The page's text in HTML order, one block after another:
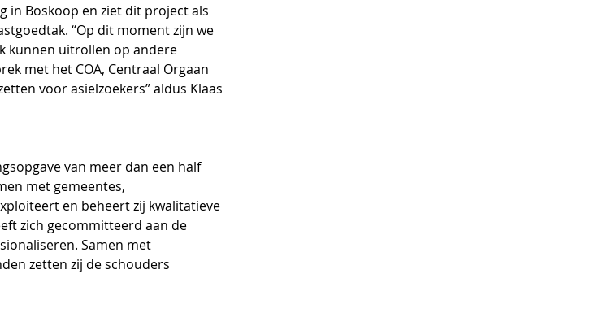
in Boskoop en ziet dit project als
“Op dit moment zijn we
kunnen uitrollen op andere
met het COA, Centraal Orgaan
voor asielzoekers” aldus Klaas
van meer dan een half
met gemeentes,
en beheert zij kwalitatieve
zich gecommitteerd aan de
Samen met
zetten zij de schouders